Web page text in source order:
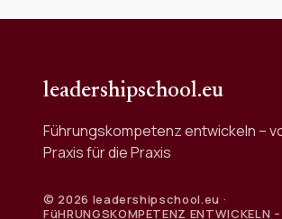
leadershipschool.eu
Führungskompetenz entwickeln –
Praxis für die Praxis
© 2026 leadershipschool.eu ·
FüHRUNGSKOMPETENZ ENTWICKELN –